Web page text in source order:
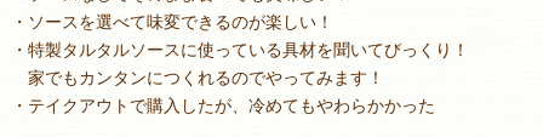
・ソースを選べて味変できるのが楽しい！
・特製タルタルソースに使っている具材を聞いてびっくり！
家でもカンタンにつくれるのでやってみます！
・テイクアウトで購入したが、冷めてもやわらかかった